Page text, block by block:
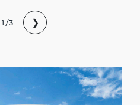
1/3 ❯